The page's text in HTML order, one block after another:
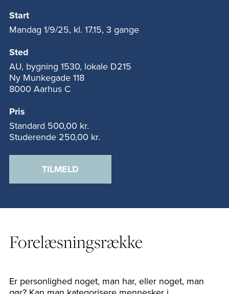
Start
Mandag 1/9/25, kl. 17.15, 3 gange
Sted
AU, bygning 1530, lokale D215
Ny Munkegade 118
8000 Aarhus C
Pris
Standard 500,00 kr.
Studerende 250,00 kr.
TILMELD
Forelæsningsrække
Er personlighed noget, man har, eller noget, man